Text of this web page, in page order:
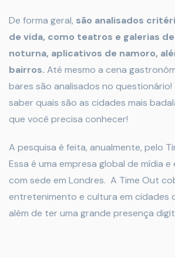
De forma geral, são analisados
de vida, como teatros e galerias
noturna, aplicativos de namoro,
bairros. Até mesmo a cena
bares são analisados no questionário!
saber quais são as cidades mais
que você precisa conhecer!
A pesquisa é feita, anualmente, pelo
Essa é uma empresa global de mídia
com sede em Londres. A Time Out
entretenimento e cultura em cidades
além de ter uma grande presença